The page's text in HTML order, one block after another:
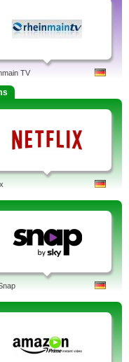
TV